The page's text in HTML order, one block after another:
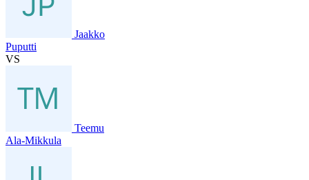
Jaakko
Puputti
VS
Teemu
Ala-Mikkula